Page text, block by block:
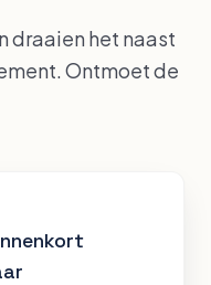
draaien het naast
Ontmoet de